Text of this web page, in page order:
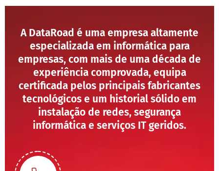
A DataRoad é uma empresa altamente
especializada em informática para
empresas, com mais de uma década de
experiência comprovada, equipa
certificada pelos principais fabricantes
tecnológicos e um historial sólido em
instalação de redes, segurança
informática e serviços IT geridos.